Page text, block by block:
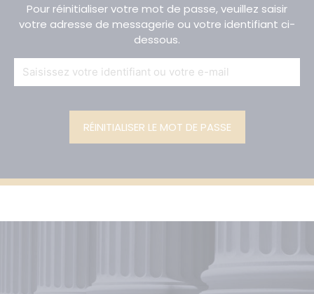
Pour réinitialiser votre mot de passe, veuillez saisir
votre adresse de messagerie ou votre identifiant ci-
dessous.